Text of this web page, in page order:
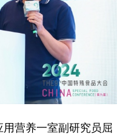
营养一室副研究员屈